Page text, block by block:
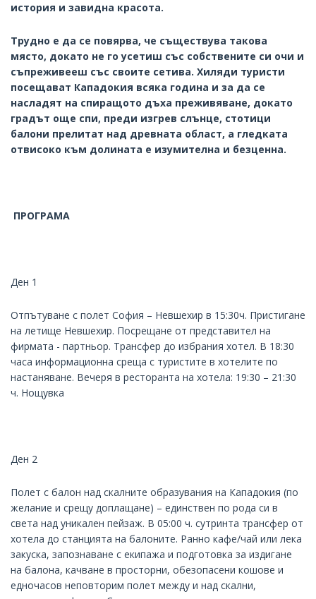
история и завидна красота.
Трудно е да се повярва, че съществува такова
място, докато не го усетиш със собствените си очи и
съпреживееш със своите сетива. Хиляди туристи
посещават Кападокия всяка година и за да се
насладят на спиращото дъха преживяване, докато
градът още спи, преди изгрев слънце, стотици
балони прелитат над древната област, а гледката
отвисоко към долината е изумителна и безценна.
ПРОГРАМА
Ден 1
Отпътуване с полет София – Невшехир в 15:30ч. Пристигане
на летище Невшехир. Посрещане от представител на
фирмата - партньор. Трансфер до избрания хотел. В 18:30
часа информационна среща с туристите в хотелите по
настаняване. Вечеря в ресторанта на хотела: 19:30 – 21:30
ч. Нощувка
Ден 2
Полет с балон над скалните образувания на Кападокия (по
желание и срещу доплащане) – единствен по рода си в
света над уникален пейзаж. В 05:00 ч. сутринта трансфер от
хотела до станцията на балоните. Ранно кафе/чай или лека
закуска, запознаване с екипажа и подготовка за издигане
на балона, качване в просторни, обезопасени кошове и
едночасов неповторим полет между и над скални,